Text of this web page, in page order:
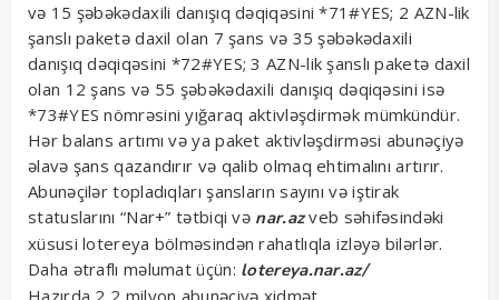
və 15 şəbəkədaxili danışıq dəqiqəsini *71#YES; 2 AZN-lik
şanslı paketə daxil olan 7 şans və 35 şəbəkədaxili
danışıq dəqiqəsini *72#YES; 3 AZN-lik şanslı paketə daxil
olan 12 şans və 55 şəbəkədaxili danışıq dəqiqəsini isə
*73#YES nömrəsini yığaraq aktivləşdirmək mümkündür.
Hər balans artımı və ya paket aktivləşdirməsi abunəçiyə
əlavə şans qazandırır və qalib olmaq ehtimalını artırır.
Abunəçilər topladıqları şansların sayını və iştirak
statuslarını “Nar+” tətbiqi və nar.azveb səhifəsindəki
xüsusi lotereya bölməsindən rahatlıqla izləyə bilərlər.
Daha ətraflı məlumat üçün: lotereya.nar.az/